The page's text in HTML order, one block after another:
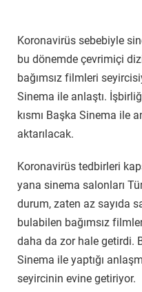
Koronavirüs sebebiyle
bu dönemde çevrimiçi
bağımsız filmleri
Sinema ile anlaştı.
kısmı Başka Sinema ile
aktarılacak.
Koronavirüs tedbirleri
yana sinema salonları
durum, zaten az sayıda
bulabilen bağımsız
daha da zor hale getirdi.
Sinema ile yaptığı
seyircinin evine getiriyor.